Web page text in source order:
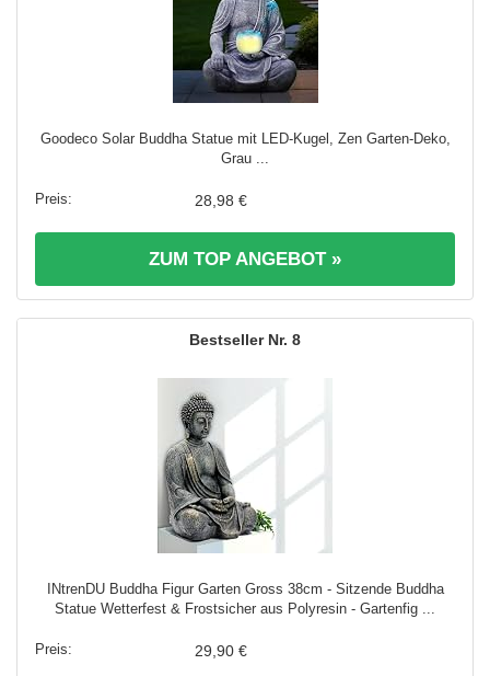
Goodeco Solar Buddha Statue mit LED-Kugel, Zen Garten-Deko,
Grau ...
28,98 €
ZUM TOP ANGEBOT »
8
INtrenDU Buddha Figur Garten Gross 38cm - Sitzende Buddha
Statue Wetterfest & Frostsicher aus Polyresin - Gartenfig ...
29,90 €